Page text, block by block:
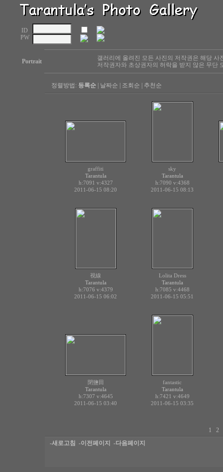
ID
PW
Portrait
갤러리에 올려진 모든 사진의 저작권은 해당
저작권자와 초상권자의 허락을 받지 않은 무단
정렬방법: 등록순 날짜순 조회순 추천순
graffiti
Tarantula
h:7091 v:4327
2011-06-15 08:20
sky
Tarantula
h:7090 v:4368
2011-06-15 08:13
視線
Tarantula
h:7076 v:4379
2011-06-15 06:02
Lolita Dress
Tarantula
h:7085 v:4468
2011-06-15 05:51
閉鹽田
Tarantula
h:7307 v:4645
2011-06-15 03:40
fantastic
Tarantula
h:7421 v:4649
2011-06-15 03:35
1
2
-새로고침
-이전페이지 -다음페이지